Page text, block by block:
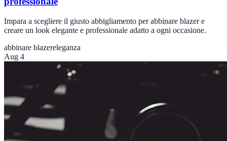
Impara a scegliere il giusto abbigliamento per abbinare blazer e
creare un look elegante e professionale adatto a ogni occasione.
abbinare blazereleganza
Aug 4